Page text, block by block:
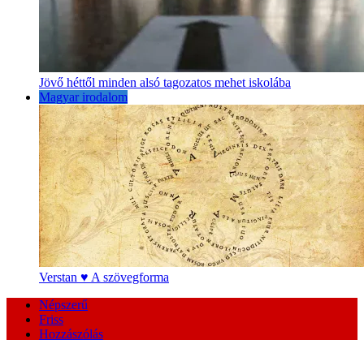
Jövő héttől minden alsó tagozatos mehet iskolába
Magyar irodalom
Verstan ♥ A szövegforma
Népszerű
Friss
Hozzászólás